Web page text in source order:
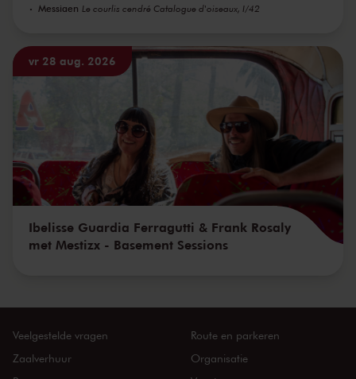
Messiaen Le courlis cendré Catalogue d'oiseaux, I/42
vr 28 aug. 2026
Ibelisse Guardia Ferragutti & Frank Rosaly
met Mestizx - Basement Sessions
Veelgestelde vragen
Zaalverhuur
Route en parkeren
Organisatie